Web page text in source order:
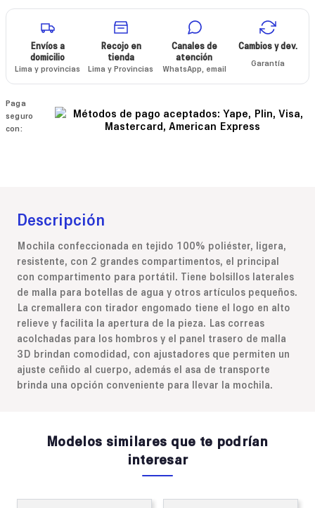
Envíos a
domicilio
Lima y provincias
Recojo en
tienda
Lima y Provincias
Canales de
atención
WhatsApp, email
Cambios y dev.
Garantía
Paga
seguro
con:
Descripción
Mochila confeccionada en tejido 100% poliéster, ligera,
resistente, con 2 grandes compartimentos, el principal
con compartimento para portátil. Tiene bolsillos laterales
de malla para botellas de agua y otros artículos pequeños.
La cremallera con tirador engomado tiene el logo en alto
relieve y facilita la apertura de la pieza. Las correas
acolchadas para los hombros y el panel trasero de malla
3D brindan comodidad, con ajustadores que permiten un
ajuste ceñido al cuerpo, además el asa de transporte
brinda una opción conveniente para llevar la mochila.
Modelos similares que te podrían
interesar